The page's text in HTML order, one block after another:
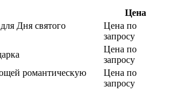
Цена
Дня святого
Цена по
запросу
Цена по
запросу
романтическую
Цена по
запросу